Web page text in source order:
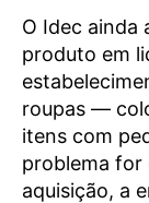
O Idec ainda
produto em
roupas —
itens com
problema for
aquisição, a